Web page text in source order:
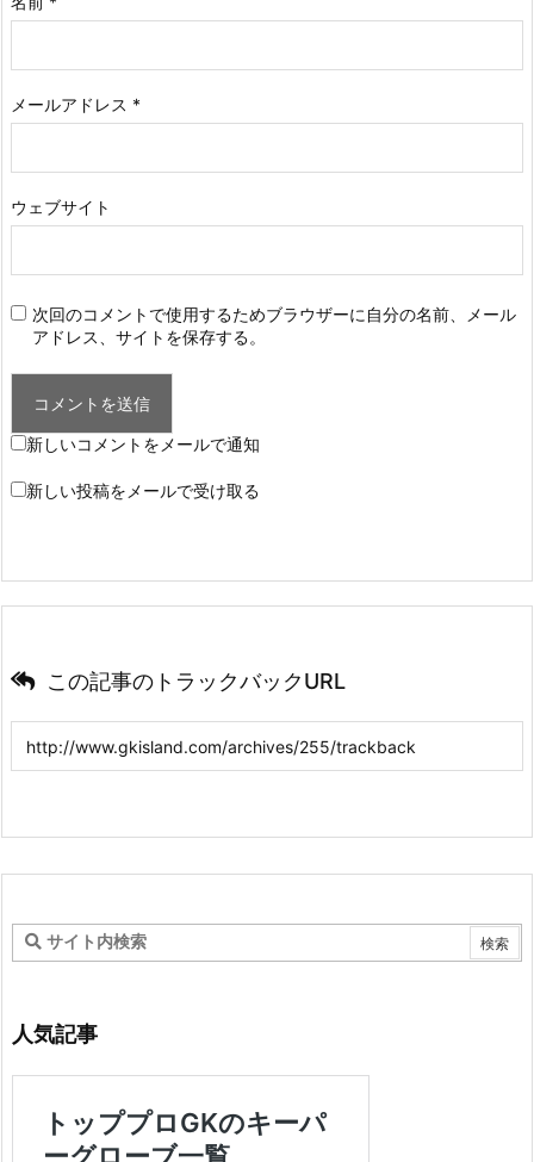
メールアドレス *
ウェブサイト
次回のコメントで使用するためブラウザーに自分の名前、メール
アドレス、サイトを保存する。
新しいコメントをメールで通知
新しい投稿をメールで受け取る
この記事のトラックバックURL
人気記事